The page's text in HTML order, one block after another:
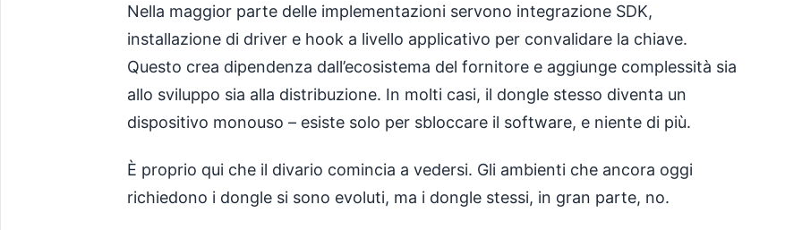
Nella maggior parte delle implementazioni servono integrazione SDK,
installazione di driver e hook a livello applicativo per convalidare la chiave.
Questo crea dipendenza dall’ecosistema del fornitore e aggiunge complessità sia
allo sviluppo sia alla distribuzione. In molti casi, il dongle stesso diventa un
dispositivo monouso – esiste solo per sbloccare il software, e niente di più.
È proprio qui che il divario comincia a vedersi. Gli ambienti che ancora oggi
richiedono i dongle si sono evoluti, ma i dongle stessi, in gran parte, no.